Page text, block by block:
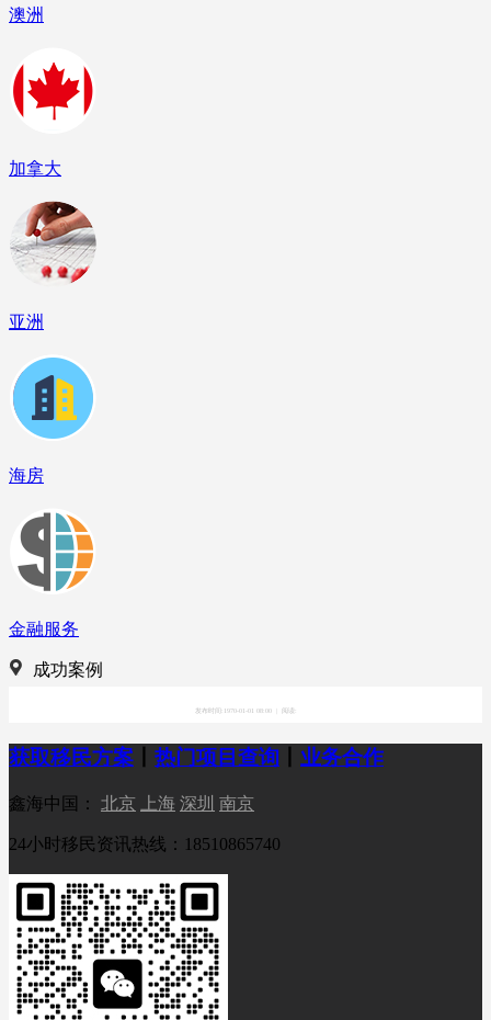
澳洲
加拿大
亚洲
海房
金融服务
成功案例
发布时间:1970-01-01 08:00 阅读:
获取移民方案 热门项目查询 业务合作
鑫海中国： 北京 上海 深圳 南京
24小时移民资讯热线：18510865740